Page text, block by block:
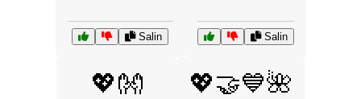
Salin Salin
💖👐 💖🤝💙🌺